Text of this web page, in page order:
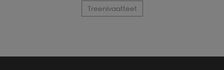
Treenivaatteet